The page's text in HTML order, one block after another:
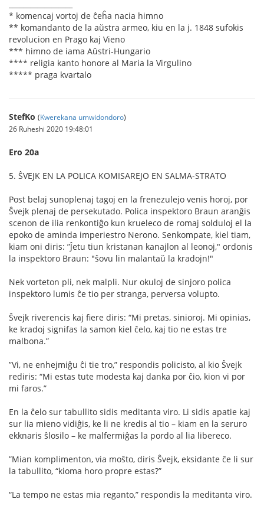
* komencaj vortoj de ĉeĥa nacia himno
** komandanto de la aŭstra armeo, kiu en la j. 1848 sufokis
revolucion en Prago kaj Vieno
*** himno de iama Aŭstri-Hungario
**** religia kanto honore al Maria la Virgulino
***** praga kvartalo
StefKo (Kwerekana umwidondoro)
26 Ruheshi 2020 19:48:01
Ero 20a
5. ŜVEJK EN LA POLICA KOMISAREJO EN SALMA-STRATO
Post belaj sunoplenaj tagoj en la frenezulejo venis horoj, por
Ŝvejk plenaj de persekutado. Polica inspektoro Braun aranĝis
scenon de ilia renkontiĝo kun krueleco de romaj solduloj el la
epoko de aminda imperiestro Nerono. Senkompate, kiel tiam,
kiam oni diris: ”Ĵetu tiun kristanan kanajlon al leonoj," ordonis
la inspektoro Braun: "ŝovu lin malantaŭ la kradojn!"
Nek vorteton pli, nek malpli. Nur okuloj de sinjoro polica
inspektoro lumis ĉe tio per stranga, perversa volupto.
Ŝvejk riverencis kaj ﬁere diris: “Mi pretas, sinioroj. Mi opinias,
ke kradoj signifas la samon kiel ĉelo, kaj tio ne estas tre
malbona.”
”Vi, ne enhejmiĝu ĉi tie tro,” respondis policisto, al kio Ŝvejk
rediris: “Mi estas tute modesta kaj danka por ĉio, kion vi por
mi faros.”
En la ĉelo sur tabullito sidis meditanta viro. Li sidis apatie kaj
sur lia mieno vidiĝis, ke li ne kredis al tio – kiam en la seruro
ekknaris ŝlosilo – ke malfermiĝas la pordo al lia libereco.
”Mian komplimenton, via moŝto, diris Ŝvejk, eksidante ĉe li sur
la tabullito, “kioma horo propre estas?”
“La tempo ne estas mia reganto,” respondis la meditanta viro.